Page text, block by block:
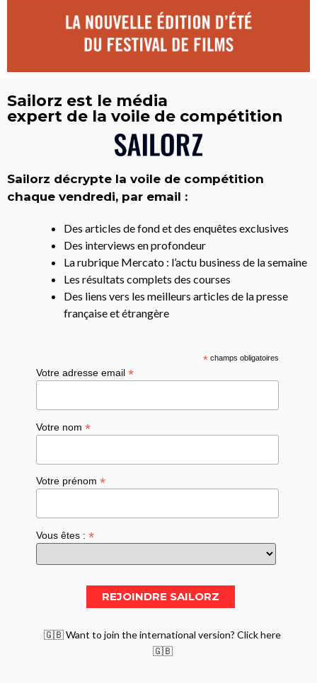
Sailorz est le média
expert de la voile de compétition
Sailorz décrypte la voile de compétition
chaque vendredi, par email :
Des articles de fond et des enquêtes exclusives
Des interviews en profondeur
La rubrique Mercato : l’actu business de la semaine
Les résultats complets des courses
Des liens vers les meilleurs articles de la presse
française et étrangère
*champs obligatoires
Votre adresse email*
Votre nom*
Votre prénom*
Vous êtes :*
🇬🇧 Want to join the international version? Click here
🇬🇧